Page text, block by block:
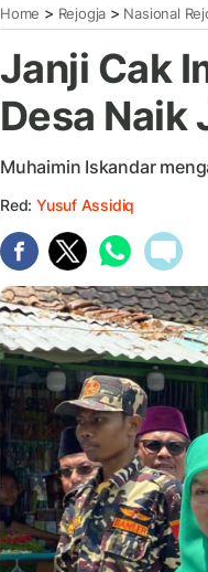
Home > Rejogja > Nasional
Janji Cak
Desa Naik
Muhaimin Iskandar
Red: Yusuf Assidiq